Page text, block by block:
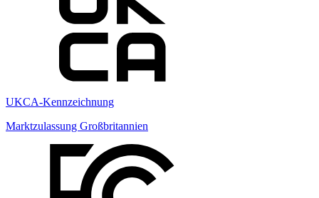
UKCA-Kennzeichnung
Marktzulassung Großbritannien